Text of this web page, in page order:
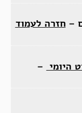
–חזרה לעמוד
היומי –